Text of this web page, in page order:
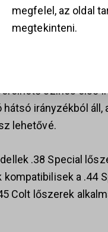
elsütőszerkezet
nyújt a
színes első
hátsó irányzékból
lehetővé.
.38 Special
a .44
Colt lőszerek
megfelel, az oldal
megtekinteni.